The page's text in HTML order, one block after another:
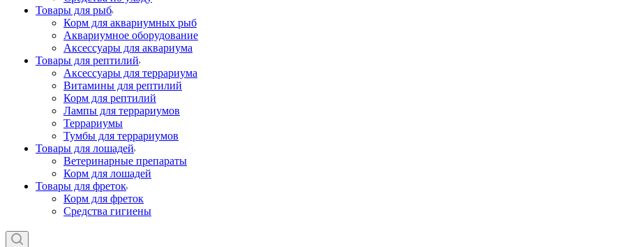
Товары для рыб
Корм для аквариумных рыб
Аквариумное оборудование
Аксессуары для аквариума
Товары для рептилий
Аксессуары для террариума
Витамины для рептилий
Корм для рептилий
Лампы для террариумов
Террариумы
Тумбы для террариумов
Товары для лошадей
Ветеринарные препараты
Корм для лошадей
Товары для фреток
Корм для фреток
Средства гигиены